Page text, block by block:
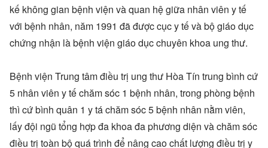
kế không gian bệnh viện và quan hệ giữa nhân viên y tế
với bệnh nhân, năm 1991 đã được cục y tế và bộ giáo dục
chứng nhận là bệnh viện giáo dục chuyên khoa ung thư.
Bệnh viện Trung tâm điều trị ung thư Hòa Tín trung bình cứ
5 nhân viên y tế chăm sóc 1 bệnh nhân, trong phòng bệnh
thì cứ bình quân 1 y tá chăm sóc 5 bệnh nhân nằm viên,
lấy đội ngũ tổng hợp đa khoa đa phương diện và chăm sóc
điều trị toàn bộ quá trình để nâng cao chất lượng điều trị y